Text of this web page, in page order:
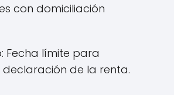
con domiciliación
Fecha límite para
de la renta.